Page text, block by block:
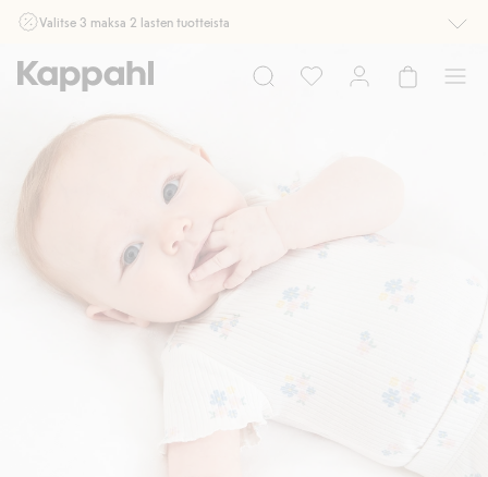
Valitse 3 maksa 2 lasten tuotteista
myymälässä ja verkossa. Ei voi yhdistää muihin alennuksiin tai tarjouksiin.